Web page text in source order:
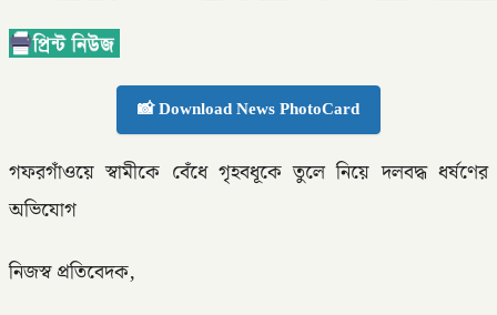
📸 Download News PhotoCard
গফরগাঁওয়ে স্বামীকে বেঁধে গৃহবধূকে তুলে নিয়ে দলবদ্ধ ধর্ষণের
অভিযোগ
নিজস্ব প্রতিবেদক,